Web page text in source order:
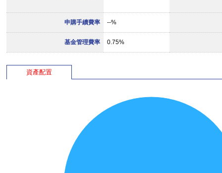
申購手續費率 --%
基金管理費率 0.75%
資產配置